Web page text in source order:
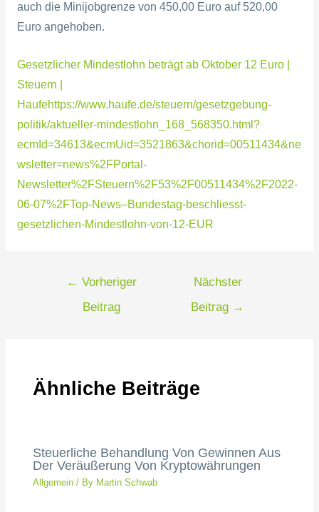
auch die Minijobgrenze von 450,00 Euro auf 520,00
Euro angehoben.
Gesetzlicher Mindestlohn beträgt ab Oktober 12 Euro |
Steuern |
Haufehttps://www.haufe.de/steuern/gesetzgebung-
politik/aktueller-mindestlohn_168_568350.html?
ecmId=34613&ecmUid=3521863&chorid=00511434&ne
wsletter=news%2FPortal-
Newsletter%2FSteuern%2F53%2F00511434%2F2022-
06-07%2FTop-News–Bundestag-beschliesst-
gesetzlichen-Mindestlohn-von-12-EUR
← Vorheriger
Beitrag
Nächster
Beitrag →
Ähnliche Beiträge
Steuerliche Behandlung Von Gewinnen Aus
Der Veräußerung Von Kryptowährungen
Allgemein/ By Martin Schwab